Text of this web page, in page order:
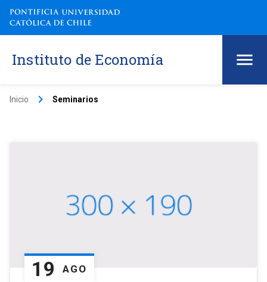
Instituto de Economía
Inicio keyboard_arrow_right Seminarios
19 AGO